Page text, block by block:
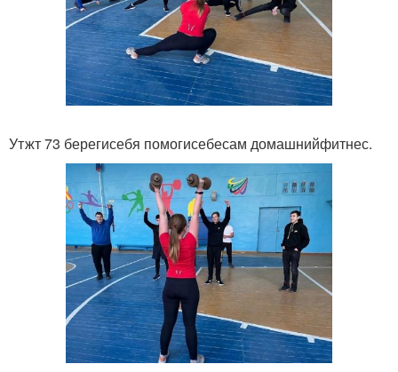
Утжт 73 берегисебя помогисебесам домашнийфитнес.